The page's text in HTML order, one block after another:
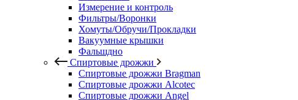
Измерение и контроль
Фильтры/Воронки
Хомуты/Обручи/Прокладки
Вакуумные крышки
Фальшдно
Спиртовые дрожжи
Спиртовые дрожжи Bragman
Спиртовые дрожжи Alcotec
Спиртовые дрожжи Angel